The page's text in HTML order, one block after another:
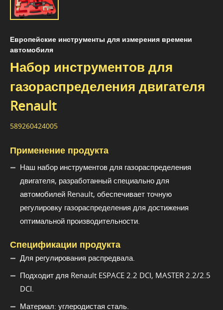
Европейские инструменты для измерения времени
автомобиля
Набор инструментов для
газораспределения двигателя
Renault
589260424005
Применение продукта
Наш набор инструментов для газораспределения
двигателя, разработанный специально для
автомобилей Renault, обеспечивает точную
регулировку газораспределения для достижения
оптимальной производительности.
Спецификации продукта
Для регулирования распредвала.
Подходит для Renault ESPACE 2.2 DCI, MASTER 2.2/2.5
DCI.
Материал: углеродистая сталь.